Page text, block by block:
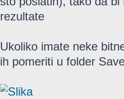
rezultate
Ukoliko imate neke
ih pomeriti u folder